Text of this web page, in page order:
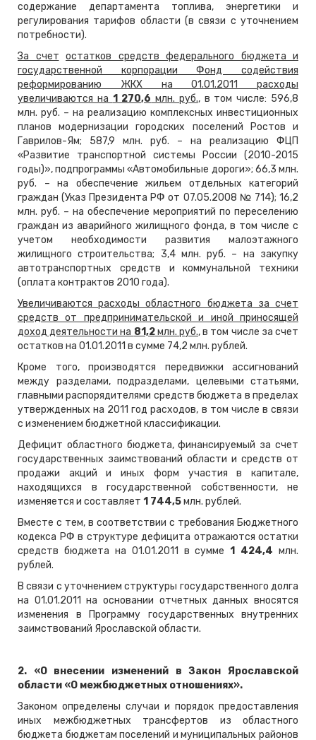
содержание департамента топлива, энергетики и
регулирования тарифов области (в связи с уточнением
потребности).
За счет остатков средств федерального бюджета и
государственной корпорации Фонд содействия
реформированию ЖКХ на 01.01.2011 расходы
увеличиваются на 1 270,6 млн. руб., в том числе: 596,8
млн. руб. – на реализацию комплексных инвестиционных
планов модернизации городских поселений Ростов и
Гаврилов-Ям; 587,9 млн. руб. – на реализацию ФЦП
«Развитие транспортной системы России (2010-2015
годы)», подпрограммы «Автомобильные дороги»; 66,3 млн.
руб. – на обеспечение жильем отдельных категорий
граждан (Указ Президента РФ от 07.05.2008 № 714); 16,2
млн. руб. – на обеспечение мероприятий по переселению
граждан из аварийного жилищного фонда, в том числе с
учетом необходимости развития малоэтажного
жилищного строительства; 3,4 млн. руб. – на закупку
автотранспортных средств и коммунальной техники
(оплата контрактов 2010 года).
Увеличиваются расходы областного бюджета за счет
средств от предпринимательской и иной приносящей
доход деятельности на 81,2млн. руб., в том числе за счет
остатков на 01.01.2011 в сумме 74,2 млн. рублей.
Кроме того, производятся передвижки ассигнований
между разделами, подразделами, целевыми статьями,
главными распорядителями средств бюджета в пределах
утвержденных на 2011 год расходов, в том числе в связи
с изменением бюджетной классификации.
Дефицит областного бюджета, финансируемый за счет
государственных заимствований области и средств от
продажи акций и иных форм участия в капитале,
находящихся в государственной собственности, не
изменяется и составляет 1 744,5млн. рублей.
Вместе с тем, в соответствии с требования Бюджетного
кодекса РФ в структуре дефицита отражаются остатки
средств бюджета на 01.01.2011 в сумме1 424,4 млн.
рублей.
В связи с уточнением структуры государственного долга
на 01.01.2011 на основании отчетных данных вносятся
изменения в Программу государственных внутренних
заимствований Ярославской области.
2. «О внесении изменений в Закон Ярославской
области «О межбюджетных отношениях».
Законом определены случаи и порядок предоставления
иных межбюджетных трансфертов из областного
бюджета бюджетам поселений и муниципальных районов